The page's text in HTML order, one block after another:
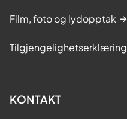
Film, foto og lydopptak
Tilgjengelighetserklæring
KONTAKT